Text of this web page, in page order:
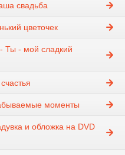
свадьба
цветочек
Ты - мой сладкий
моменты
и обложка на DVD